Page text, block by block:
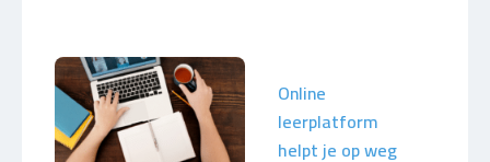
Online
leerplatform
helpt je op weg